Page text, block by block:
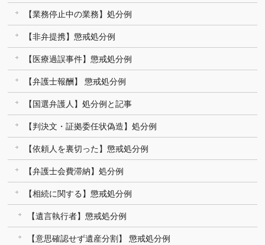
【業務停止中の業務】処分例
【非弁提携】懲戒処分例
【医療過誤事件】懲戒処分例
【弁護士報酬】 懲戒処分例
【国選弁護人】処分例と記事
【判決文・証拠委任状偽造】処分例
【依頼人を裏切った】懲戒処分例
【弁護士会費滞納】処分例
【相続に関する】懲戒処分例
【遺言執行者】懲戒処分例
【意思確認せず遺産分割】 懲戒処分例